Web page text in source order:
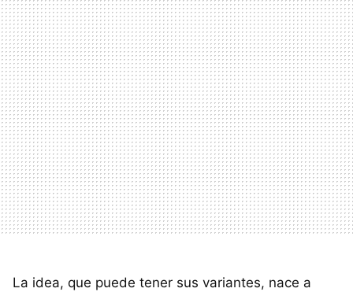
La idea, que puede tener sus variantes, nace a